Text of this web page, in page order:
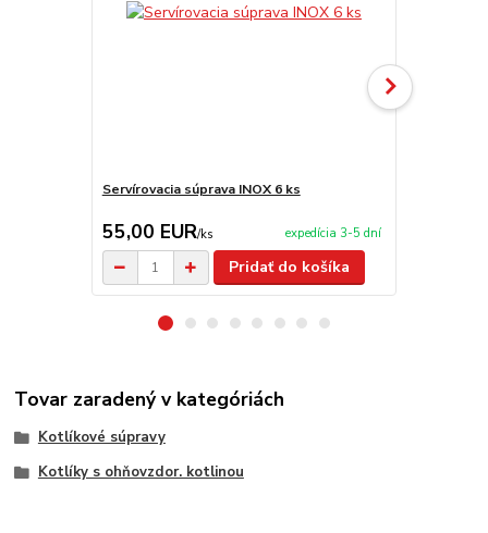
Servírovacia súprava INOX 6 ks
55,00 EUR/ks expedícia 3-5 dní
Pridať do košíka
Tovar zaradený v kategóriách
Kotlíkové súpravy
Kotlíky s ohňovzdor. kotlinou